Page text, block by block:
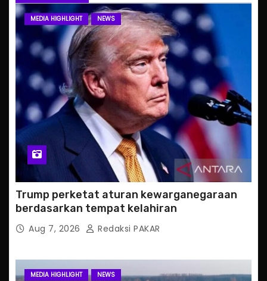
MEDIA HIGHLIGHT NEWS
Trump perketat aturan kewarganegaraan
berdasarkan tempat kelahiran
Aug 7, 2026 Redaksi PAKAR
MEDIA HIGHLIGHT NEWS